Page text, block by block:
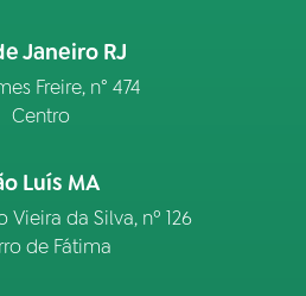
Janeiro RJ
Freire, n° 474
Centro
Luís MA
Vieira da Silva, nº 126
de Fátima